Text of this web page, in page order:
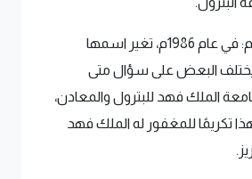
تطور الاسم: في عام 1986م، تغير اسمها
يختلف البعض على سؤال متى
الملك فهد للبترول والمعادن،
تكريمًا للمغفور له الملك فهد